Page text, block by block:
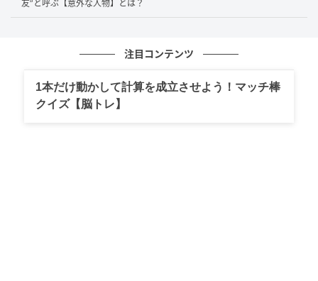
んが、嵐というグループ全体についての印象を語りま
竹山さんは二宮さんについて「すごくいい青年。嵐全
員がすごくいい青年
」と、グループ全員を絶賛。バラ
エティ番組などで共演した際も、彼らの“気さく
さ”や“気遣い”に感心したことがあったそうで、「
友”と呼ぶ【意外な人物】とは？
注目コンテンツ
1本だけ動かして計算を成立させよう！マッチ棒
クイズ【脳トレ】